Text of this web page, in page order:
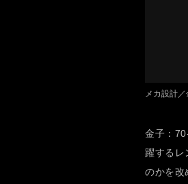
メカ設計
金子：
躍するレ
のかを改